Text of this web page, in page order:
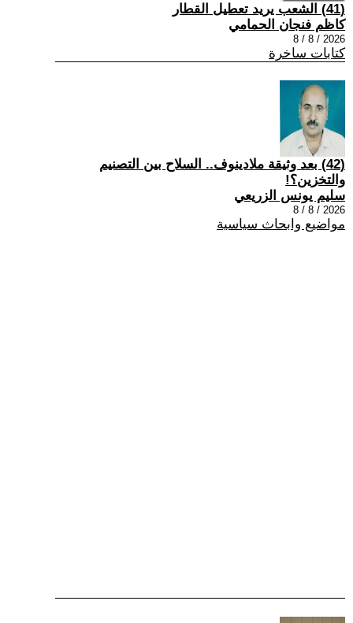
(41) الشعب يريد تعطيل القطار
كاظم فنجان الحمامي
2026 / 8 / 8
كتابات ساخرة
(42) بعد وثيقة ملادينوف.. السلاح بين التصنيم
والتخزين؟!
سليم يونس الزريعي
2026 / 8 / 8
مواضيع وابحاث سياسية